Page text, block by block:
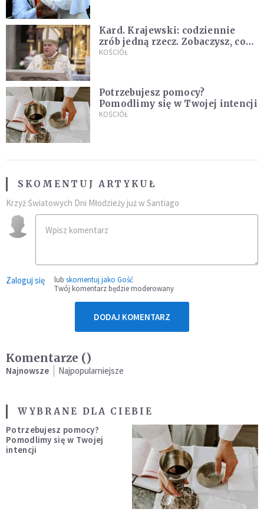
Kard. Krajewski: codziennie
zrób jedną rzecz. Zobaczysz, co
stanie się z twoim życiem
KOŚCIÓŁ
Potrzebujesz pomocy?
Pomodlimy się w Twojej intencji
KOŚCIÓŁ
SKOMENTUJ ARTYKUŁ
Krzyż Światowych Dni Młodzieży już w Santiago
Zaloguj się lub skomentuj jako Gość
Twój komentarz będzie moderowany
DODAJ KOMENTARZ
Komentarze ()
Najnowsze Najpopularniejsze
WYBRANE DLA CIEBIE
Potrzebujesz pomocy?
Pomodlimy się w Twojej
intencji